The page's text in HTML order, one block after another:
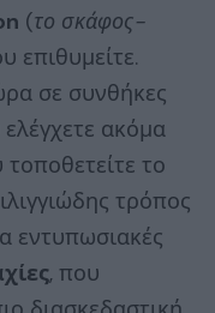
(το σκάφος-
επιθυμείτε.
σε συνθήκες
ακόμα
το
τρόπος
εντυπωσιακές
, που